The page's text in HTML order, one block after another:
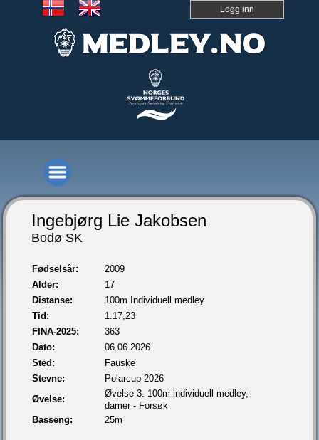
Logg inn
Ingebjørg Lie Jakobsen
Bodø SK
Fødselsår:
2009
Alder:
17
Distanse:
100m Individuell medley
Tid:
1.17,23
FINA-2025:
363
Dato:
06.06.2026
Sted:
Fauske
Stevne:
Polarcup 2026
Øvelse:
Øvelse 3. 100m individuell medley,
damer - Forsøk
Basseng:
25m